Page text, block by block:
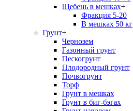
Щебень в мешках+
Фракция 5-20
В мешках 50 кг
Грунт+
Чернозем
Газонный грунт
Пескогрунт
Плодородный грунт
Почвогрунт
Торф
Грунт в мешках
Грунт в биг-бэгах